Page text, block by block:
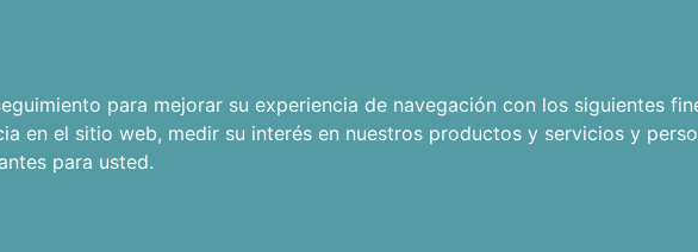
para mejorar su experiencia de navegación con los siguientes
en el sitio web, medir su interés en nuestros productos y servicios y
para usted.